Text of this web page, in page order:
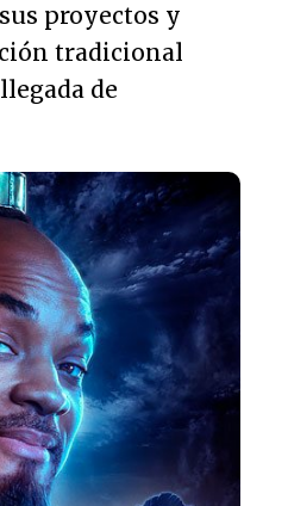
proyectos y
tradicional
de